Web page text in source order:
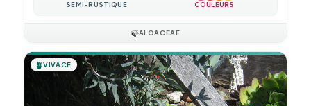
SEMI-RUSTIQUE COULEURS
🍃ALOACEAE
🪴VIVACE